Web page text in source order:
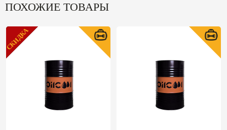
ПОХОЖИЕ ТОВАРЫ
ХИТ
СКИДКА